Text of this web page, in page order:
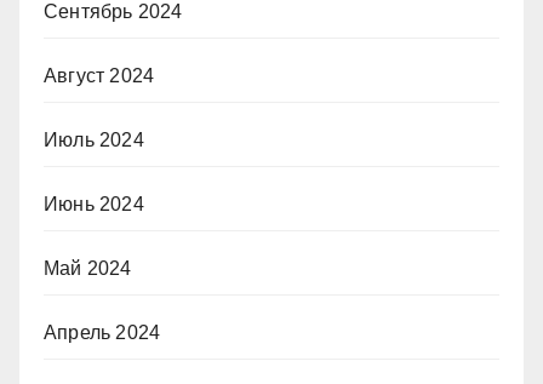
Сентябрь 2024
Август 2024
Июль 2024
Июнь 2024
Май 2024
Апрель 2024